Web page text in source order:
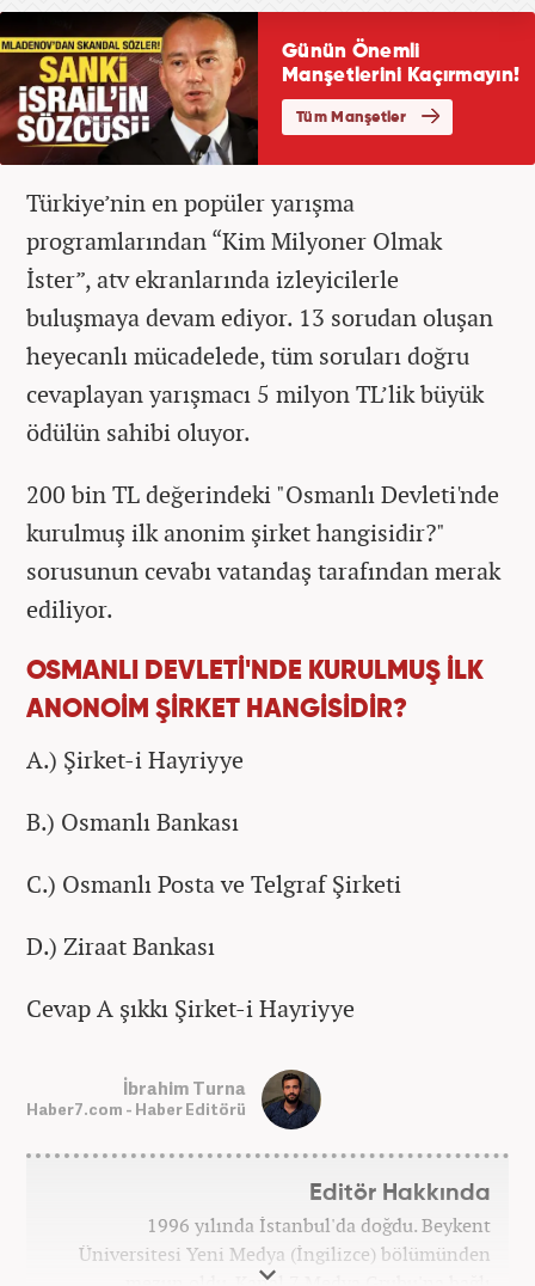
Türkiye’nin en popüler yarışma
programlarından “Kim Milyoner Olmak
İster”, atv ekranlarında izleyicilerle
buluşmaya devam ediyor. 13 sorudan oluşan
heyecanlı mücadelede, tüm soruları doğru
cevaplayan yarışmacı 5 milyon TL’lik büyük
ödülün sahibi oluyor.
200 bin TL değerindeki "Osmanlı Devleti'nde
kurulmuş ilk anonim şirket hangisidir?"
sorusunun cevabı vatandaş tarafından merak
ediliyor.
OSMANLI DEVLETİ'NDE KURULMUŞ İLK
ANONOİM ŞİRKET HANGİSİDİR?
A.) Şirket-i Hayriyye
B.) Osmanlı Bankası
C.) Osmanlı Posta ve Telgraf Şirketi
D.) Ziraat Bankası
Cevap A şıkkı Şirket-i Hayriyye
İbrahim Turna
Haber7.com - Haber Editörü
Editör Hakkında
1996 yılında İstanbul'da doğdu. Beykent
Üniversitesi Yeni Medya (İngilizce) bölümünden